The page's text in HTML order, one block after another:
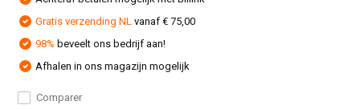
Gratis verzending NL vanaf € 75,00
98% beveelt ons bedrijf aan!
Afhalen in ons magazijn mogelijk
Comparer